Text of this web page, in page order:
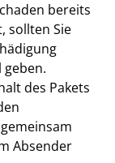
bereits
sollten Sie
des Pakets
Absender